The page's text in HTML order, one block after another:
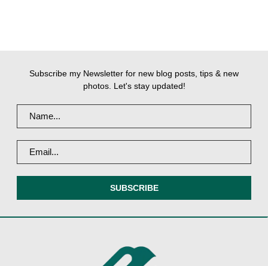
Subscribe my Newsletter for new blog posts, tips & new
photos. Let's stay updated!